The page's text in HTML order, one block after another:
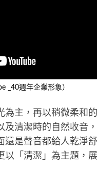
_40週年企業形象）
為主，再以稍微柔和
及清潔時的自然收音
還是聲音都給人乾淨
以「清潔」為主題，